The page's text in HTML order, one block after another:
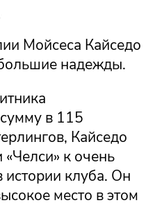
Мойсеса Кайседо
надежды.
в 115
Кайседо
к очень
клуба. Он
место в этом